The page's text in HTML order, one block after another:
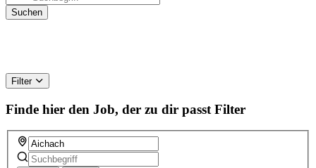
Filter
Finde hier den Job, der zu dir passt Filter